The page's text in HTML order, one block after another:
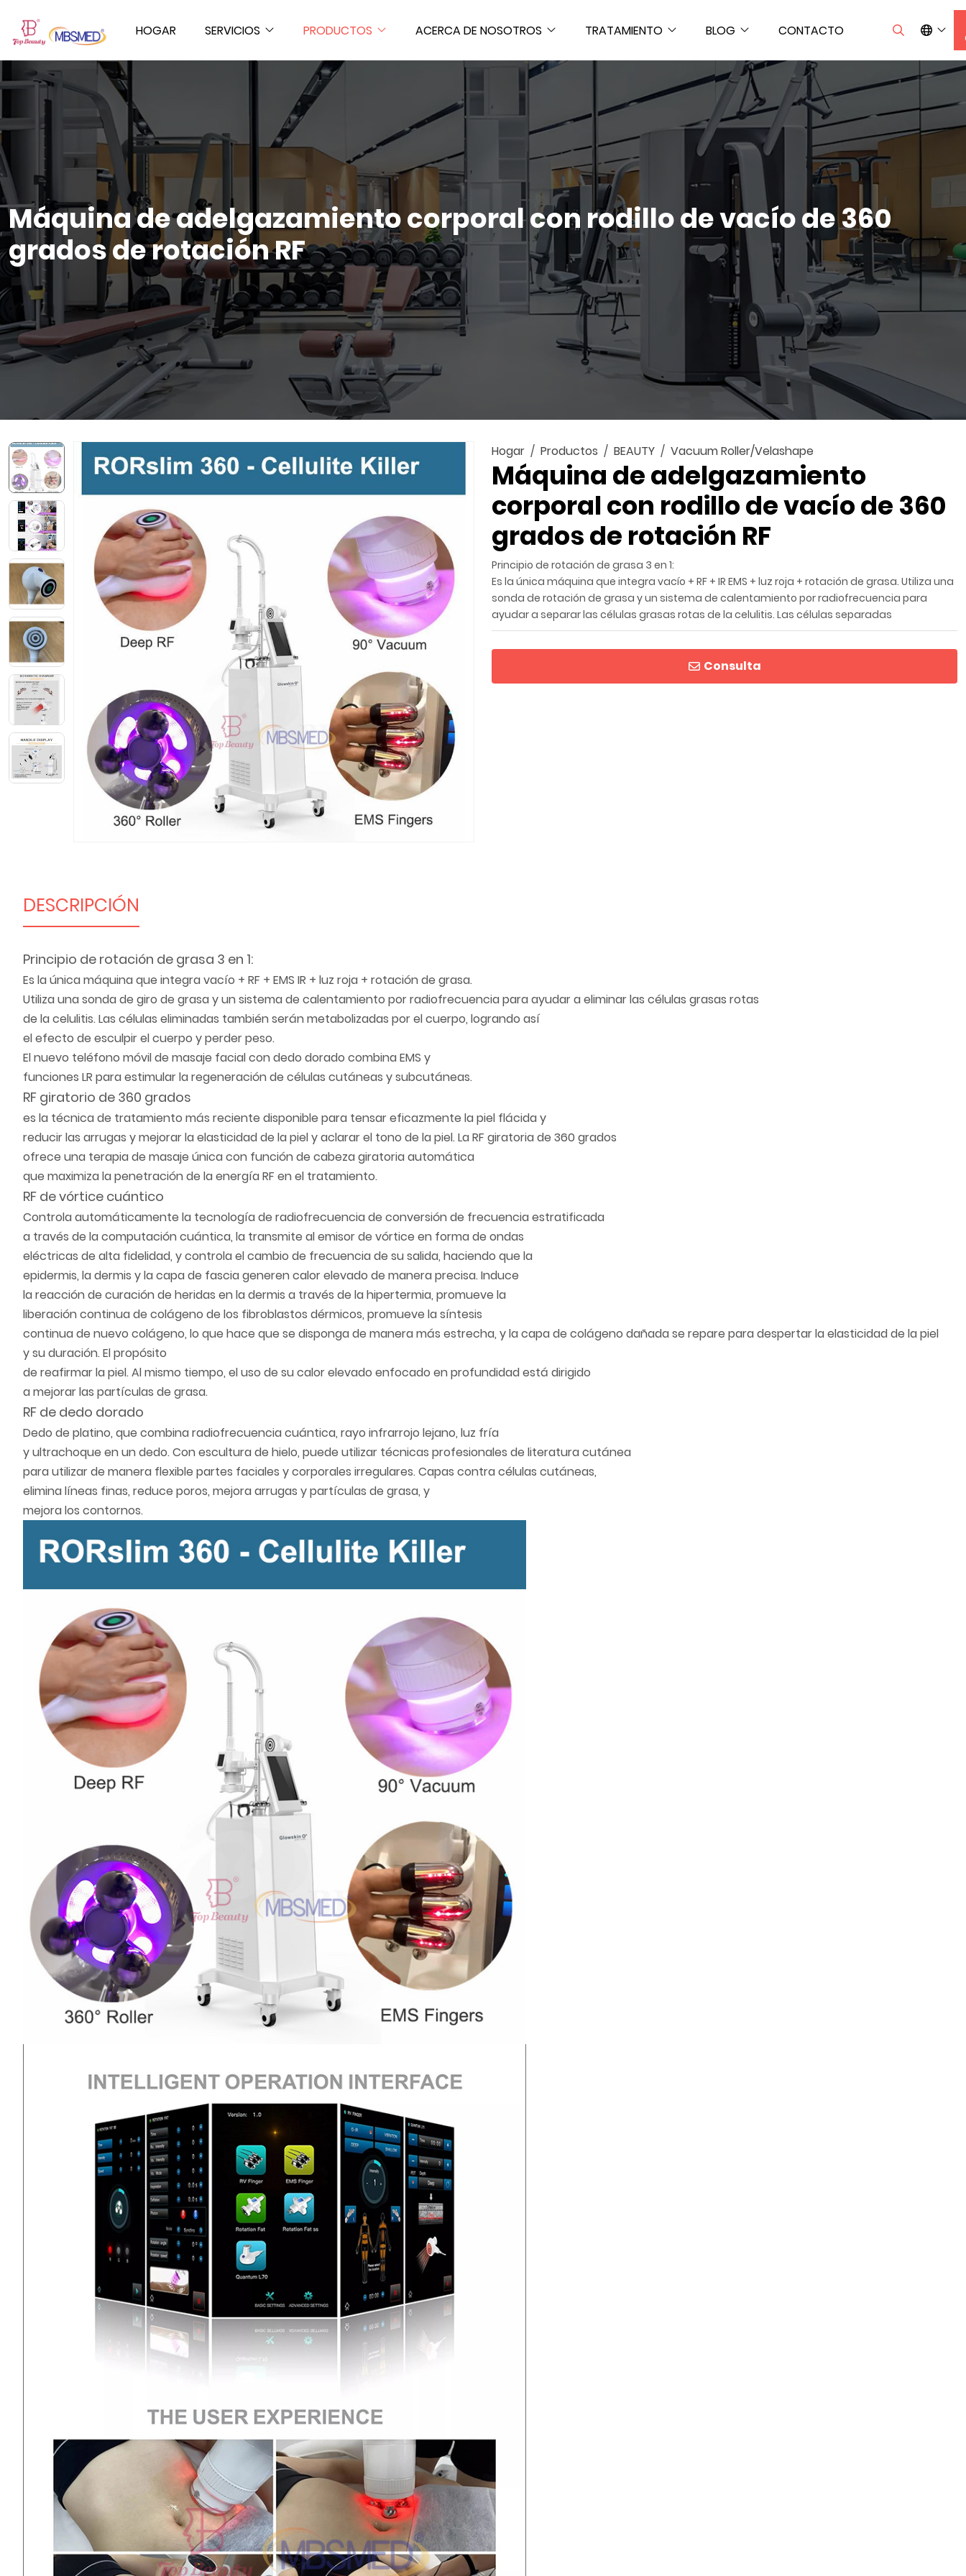
HOGAR SERVICIOS PRODUCTOS ACERCA DE NOSOTROS TRATAMIENTO BLOG CONTACTO
Máquina de adelgazamiento corporal con rodillo de vacío de 360
grados de rotación RF
Hogar Productos BEAUTY Vacuum Roller/Velashape
Máquina de adelgazamiento
corporal con rodillo de vacío de 360
grados de rotación RF
Principio de rotación de grasa 3 en 1:
Es la única máquina que integra vacío + RF + IR EMS + luz roja + rotación de grasa. Utiliza una
sonda de rotación de grasa y un sistema de calentamiento por radiofrecuencia para
ayudar a separar las células grasas rotas de la celulitis. Las células separadas
Consulta
DESCRIPCIÓN
Principio de rotación de grasa 3 en 1:
Es la única máquina que integra vacío + RF + EMS IR + luz roja + rotación de grasa.
Utiliza una sonda de giro de grasa y un sistema de calentamiento por radiofrecuencia para ayudar a eliminar las células grasas rotas
de la celulitis. Las células eliminadas también serán metabolizadas por el cuerpo, logrando así
el efecto de esculpir el cuerpo y perder peso.
El nuevo teléfono móvil de masaje facial con dedo dorado combina EMS y
funciones LR para estimular la regeneración de células cutáneas y subcutáneas.
RF giratorio de 360 grados
es la técnica de tratamiento más reciente disponible para tensar eficazmente la piel flácida y
reducir las arrugas y mejorar la elasticidad de la piel y aclarar el tono de la piel. La RF giratoria de 360 grados
ofrece una terapia de masaje única con función de cabeza giratoria automática
que maximiza la penetración de la energía RF en el tratamiento.
RF de vórtice cuántico
Controla automáticamente la tecnología de radiofrecuencia de conversión de frecuencia estratificada
a través de la computación cuántica, la transmite al emisor de vórtice en forma de ondas
eléctricas de alta fidelidad, y controla el cambio de frecuencia de su salida, haciendo que la
epidermis, la dermis y la capa de fascia generen calor elevado de manera precisa. Induce
la reacción de curación de heridas en la dermis a través de la hipertermia, promueve la
liberación continua de colágeno de los fibroblastos dérmicos, promueve la síntesis
continua de nuevo colágeno, lo que hace que se disponga de manera más estrecha, y la capa de colágeno dañada se repare para despertar la elasticidad de la piel
y su duración. El propósito
de reafirmar la piel. Al mismo tiempo, el uso de su calor elevado enfocado en profundidad está dirigido
a mejorar las partículas de grasa.
RF de dedo dorado
Dedo de platino, que combina radiofrecuencia cuántica, rayo infrarrojo lejano, luz fría
y ultrachoque en un dedo. Con escultura de hielo, puede utilizar técnicas profesionales de literatura cutánea
para utilizar de manera flexible partes faciales y corporales irregulares. Capas contra células cutáneas,
elimina líneas finas, reduce poros, mejora arrugas y partículas de grasa, y
mejora los contornos.